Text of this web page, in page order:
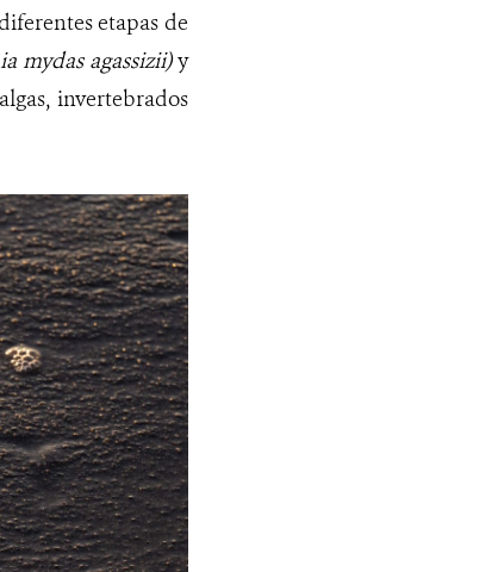
etapas de
mydas agassizii)y
invertebrados